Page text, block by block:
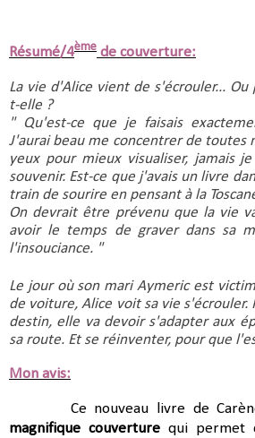
Résumé/4ème de couverture:
La vie d'Alice vient de s'écrouler...
t-elle ?
" Qu'est-ce que je faisais
J'aurai beau me concentrer de toutes
yeux pour mieux visualiser, jamais
souvenir. Est-ce que j'avais un livre
train de sourire en pensant à la
On devrait être prévenu que la vie
avoir le temps de graver dans sa
l'insouciance. "
Le jour où son mari Aymeric est
de voiture, Alice voit sa vie s'écrouler.
destin, elle va devoir s'adapter aux
sa route. Et se réinventer, pour que
Mon avis:
Ce nouveau livre de
magnifique couverture qui permet